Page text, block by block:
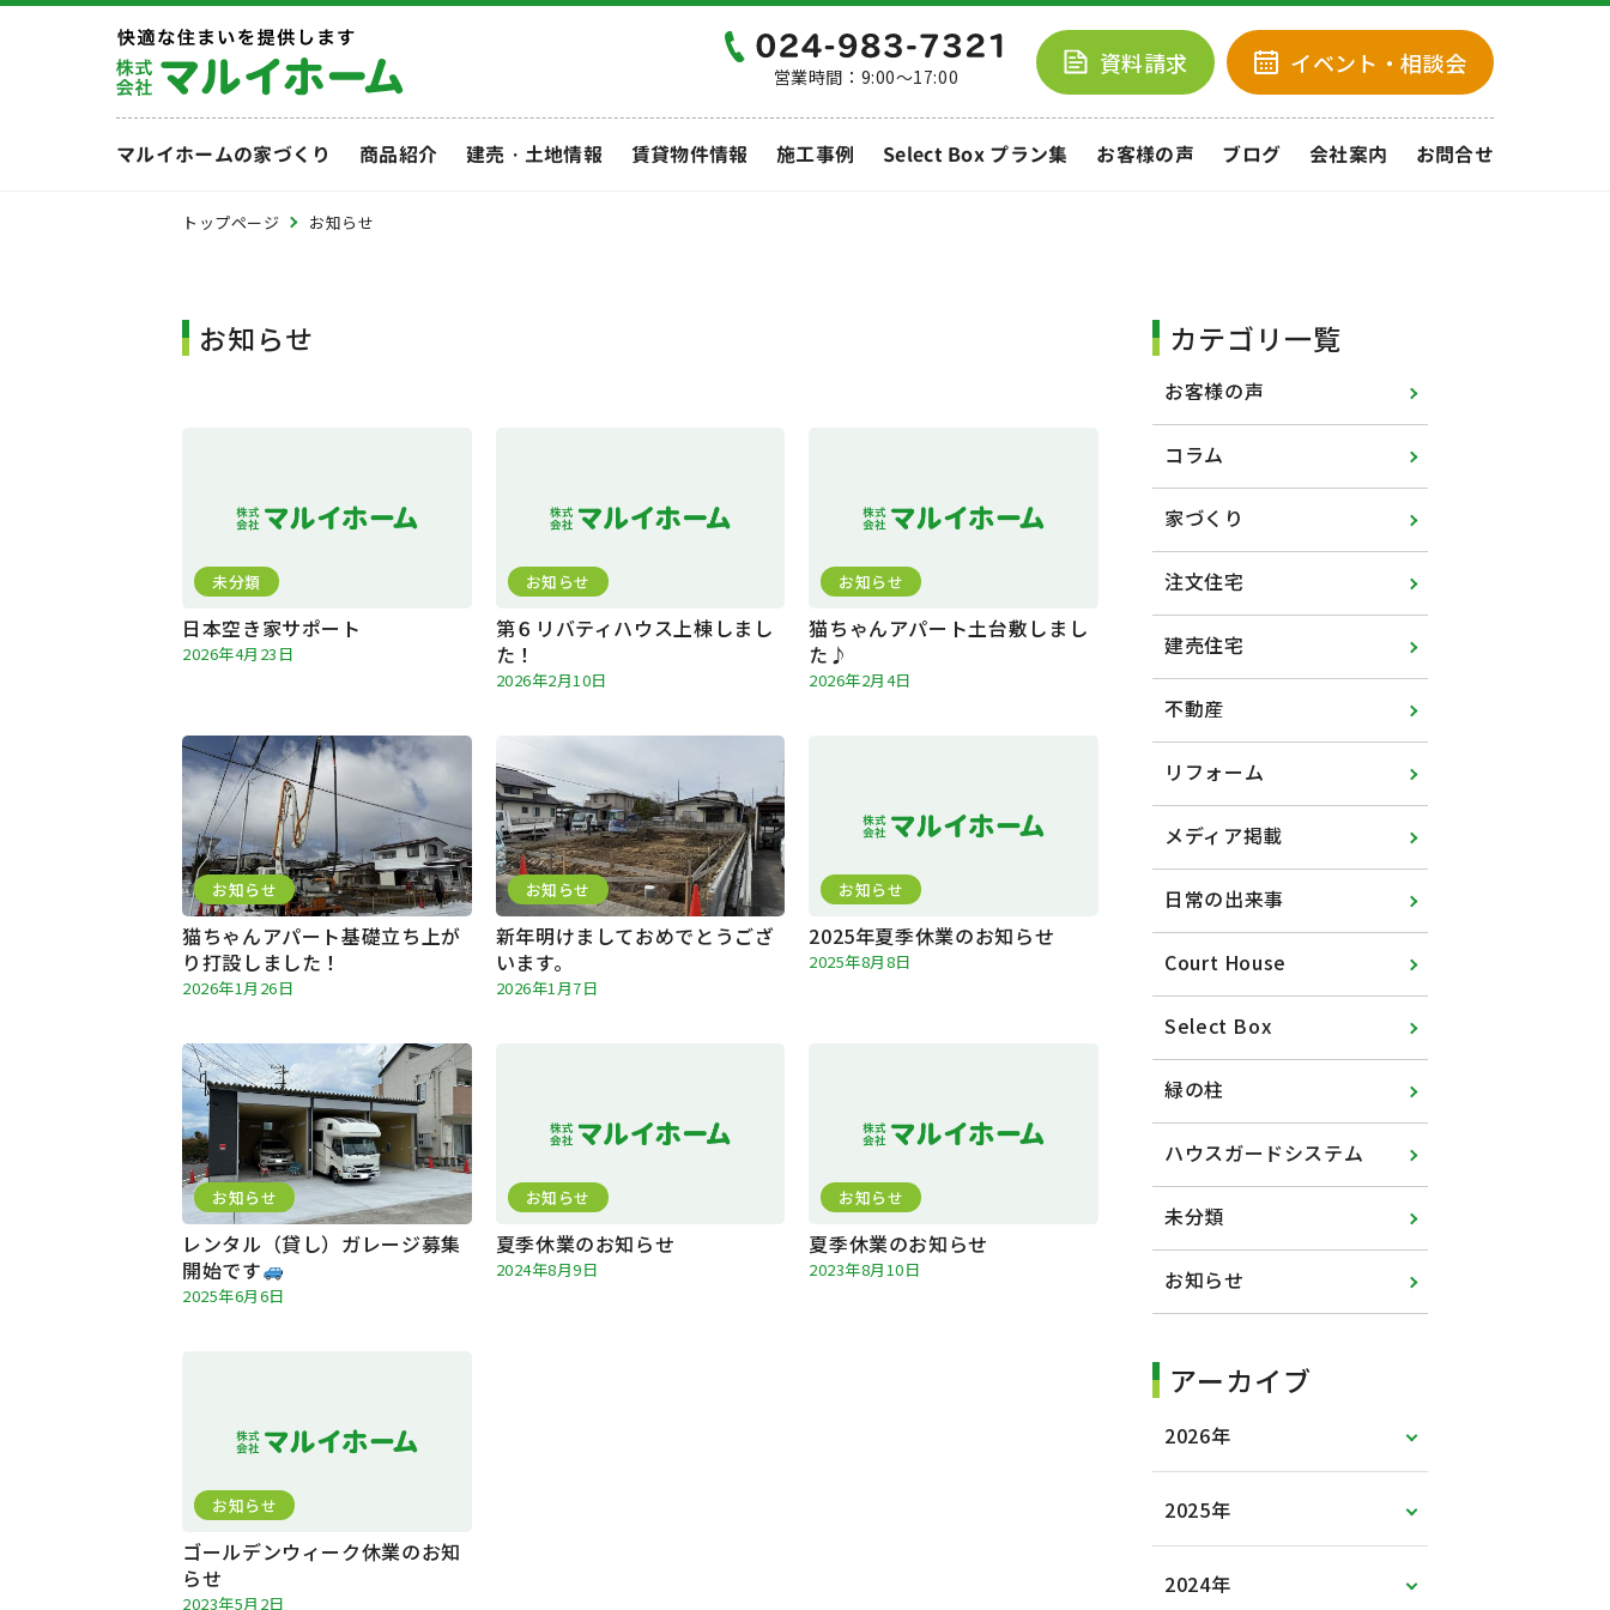
営業時間：9:00～17:00 資料請求 イベント ・相談会
マルイホームの家づくり 商品紹介 建売・土地情報 賃貸物件情報 施工事例 Select Box プラン集 お客様の声 ブログ 会社案内 お問合せ
トップページ お知らせ
お知らせ
日本空き家サポート
未分類
2026年4月23日
第６リバティハウス上棟しまし
た！
お知らせ
2026年2月10日
猫ちゃんアパート土台敷しまし
た♪
お知らせ
2026年2月4日
猫ちゃんアパート基礎立ち上が
り打設しました！
お知らせ
2026年1月26日
新年明けましておめでとうござ
います。
お知らせ
2026年1月7日
2025年夏季休業のお知らせ
お知らせ
2025年8月8日
レンタル（貸し）ガレージ募集
開始です
お知らせ
2025年6月6日
夏季休業のお知らせ
お知らせ
2024年8月9日
夏季休業のお知らせ
お知らせ
2023年8月10日
ゴールデンウィーク休業のお知
らせ
お知らせ
2023年5月2日
カテゴリ一覧
お客様の声
コラム
家づくり
注文住宅
建売住宅
不動産
リフォーム
メディア掲載
日常の出来事
Court House
Select Box
緑の柱
ハウスガードシステム
未分類
お知らせ
アーカイブ
2026年
2025年
2024年